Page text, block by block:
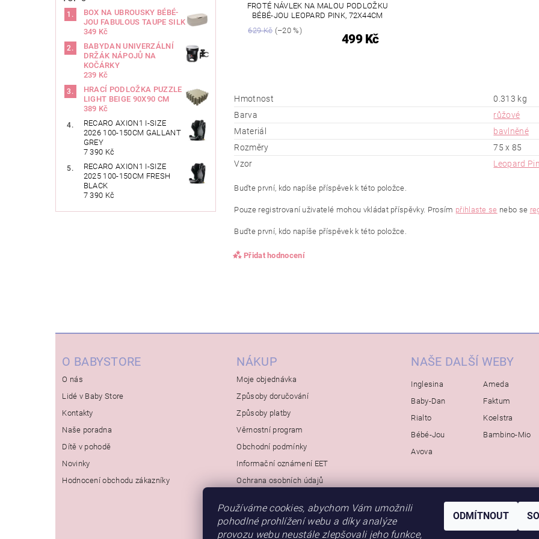
BOX NA UBROUSKY BÉBÉ-
JOU FABULOUS TAUPE SILK
349 Kč
BABYDAN UNIVERZÁLNÍ
DRŽÁK NÁPOJŮ NA
KOČÁRKY
239 Kč
HRACÍ PODLOŽKA PUZZLE
LIGHT BEIGE 90X90 CM
389 Kč
RECARO AXION1 I-SIZE
2026 100-150CM GALLANT
GREY
7 390 Kč
RECARO AXION1 I-SIZE
2025 100-150CM FRESH
BLACK
7 390 Kč
FROTÉ NÁVLEK NA MALOU PODLOŽKU
BÉBÉ-JOU LEOPARD PINK, 72X44CM
629 Kč(–20 %)
499 Kč
Hmotnost
0.313 kg
Barva
růžové
Materiál
bavlněné
Rozměry
75 x 85
Vzor
Leopard
Buďte první, kdo napíše příspěvek k této položce.
Pouze registrovaní uživatelé mohou vkládat příspěvky. Prosím přihlaste se nebo se
Buďte první, kdo napíše příspěvek k této položce.
Přidat hodnocení
O BABYSTORE
O nás
Lidé v Baby Store
Kontakty
Naše poradna
Dítě v pohodě
Novinky
Hodnocení obchodu zákazníky
NÁKUP
Moje objednávka
Způsoby doručování
Způsoby platby
Věrnostní program
Obchodní podmínky
Informační oznámení EET
Ochrana osobních údajů
NAŠE DALŠÍ WEBY
Inglesina
Baby-Dan
Rialto
Bébé-Jou
Avova
Ameda
Faktum
Koelstra
Bambino-Mio
Používáme cookies, abychom Vám umožnili
pohodlné prohlížení webu a díky analýze
provozu webu neustále zlepšovali jeho funkce,
ODMÍTNOUT